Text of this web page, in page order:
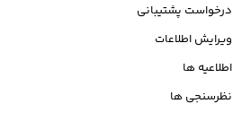
درخواست پشتیبانی
ویرایش اطلاعات
اطلاعیه ها
نظرسنجی ها